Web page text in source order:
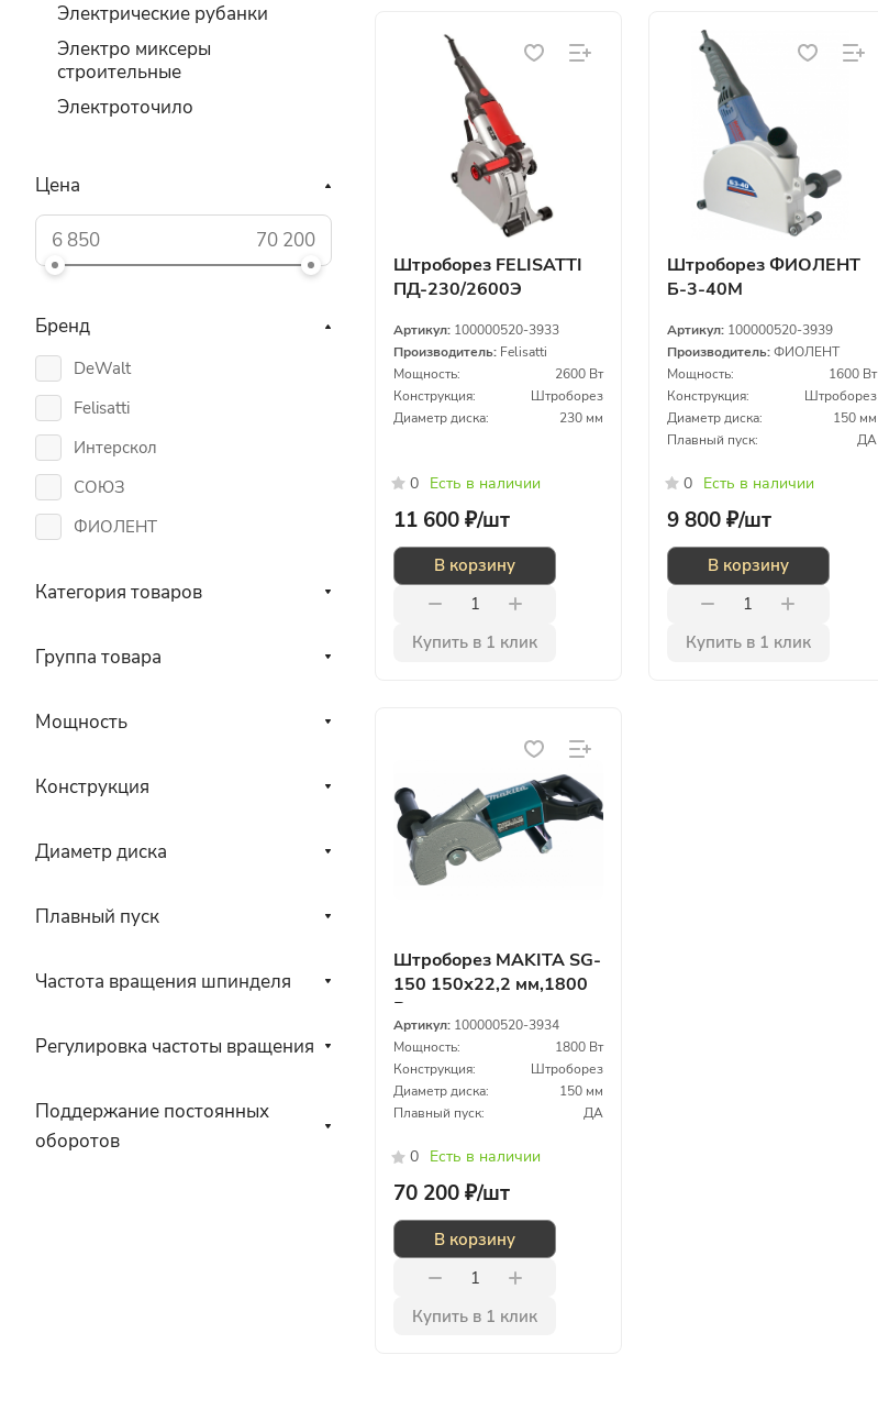
Штроборез FELISATTI
ПД-230/2600Э
Артикул: 100000520-3933
Производитель: Felisatti
Мощность:
2600 Вт
Конструкция:
Штроборез
Диаметр диска:
230 мм
0 Есть в наличии
11 600 ₽/шт
В корзину
Купить в 1 клик
Штроборез ФИОЛЕНТ
Б-3-40М
Артикул: 100000520-3939
Производитель:ФИОЛЕНТ
Мощность:
1600 Вт
Конструкция:
Штроборез
Диаметр диска:
150 мм
Плавный пуск:
ДА
0 Есть в наличии
9 800 ₽/шт
В корзину
Купить в 1 клик
Штроборез MAKITA SG-
150 150х22,2 мм,1800
Вт
Артикул: 100000520-3934
Мощность:
1800 Вт
Конструкция:
Штроборез
Диаметр диска:
150 мм
Плавный пуск:
ДА
0 Есть в наличии
70 200 ₽/шт
В корзину
Купить в 1 клик
Электрические рубанки
Электро миксеры
строительные
Электроточило
Цена
Бренд
DeWalt
Felisatti
Интерскол
СОЮЗ
ФИОЛЕНТ
Категория товаров
Группа товара
Мощность
Конструкция
Диаметр диска
Плавный пуск
Частота вращения шпинделя
Регулировка частоты вращения
Поддержание постоянных
оборотов